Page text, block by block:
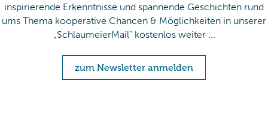
inspirierende Erkenntnisse und spannende Geschichten rund
ums Thema kooperative Chancen & Möglichkeiten in unserer
„SchlaumeierMail“ kostenlos weiter ...
zum Newsletter anmelden